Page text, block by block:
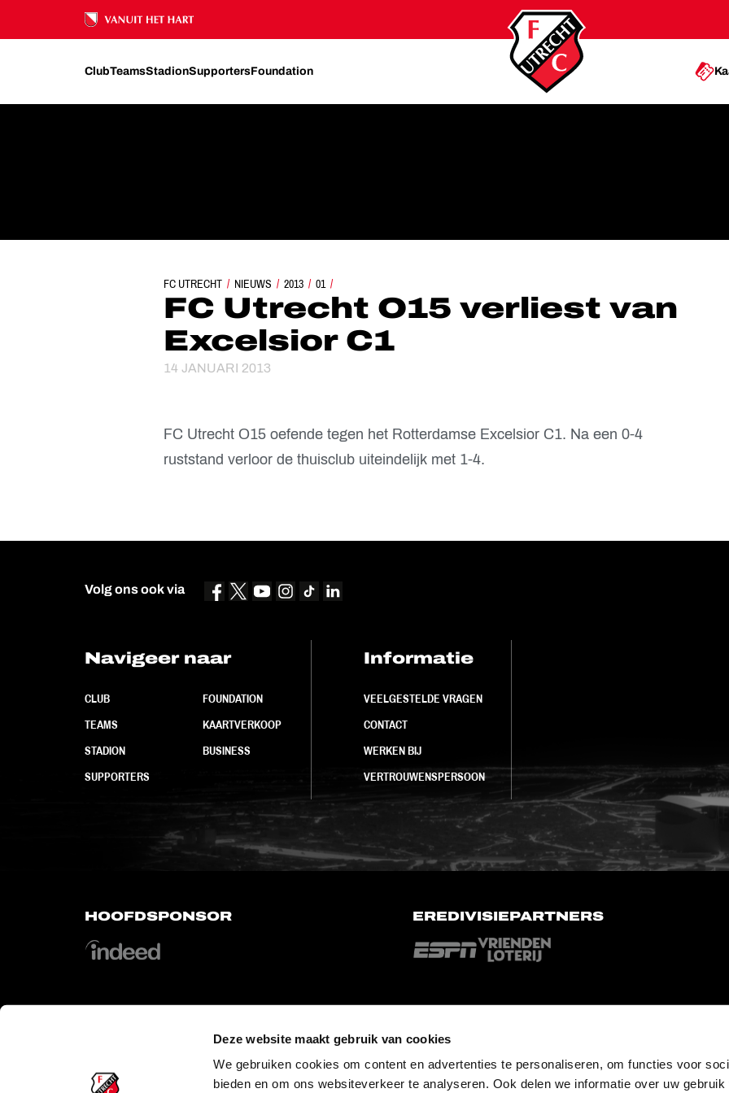
Deze website maakt gebruik van cookies
We gebruiken cookies om content en advertenties te personaliseren, om functies voor
bieden en om ons websiteverkeer te analyseren. Ook delen we informatie over uw
Ons nalatenschap
ClubTeamsStadionSupportersFoundation
FC UTRECHT NIEUWS 2013 01
FC UTRECHT O15 VERLIEST VAN EXCELSIOR C1
FC Utrecht O15 verliest van
Excelsior C1
14 JANUARI 2013
FC Utrecht O15 oefende tegen het Rotterdamse Excelsior C1. Na een 0-4
ruststand verloor de thuisclub uiteindelijk met 1-4.
Volg ons ook via
Navigeer naar
CLUB
TEAMS
STADION
SUPPORTERS
FOUNDATION
KAARTVERKOOP
BUSINESS
Informatie
VEELGESTELDE VRAGEN
CONTACT
WERKEN BIJ
VERTROUWENSPERSOON
HOOFDSPONSOR EREDIVISIEPARTNERS
OFFICIAL PARTNERS